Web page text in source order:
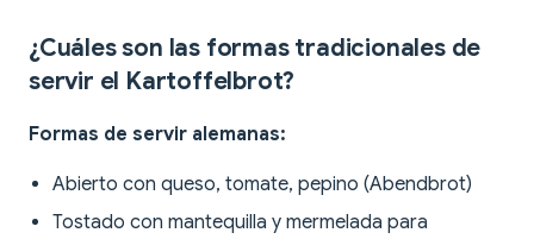
¿Cuáles son las formas tradicionales de
servir el Kartoffelbrot?
Formas de servir alemanas:
Abierto con queso, tomate, pepino (Abendbrot)
Tostado con mantequilla y mermelada para